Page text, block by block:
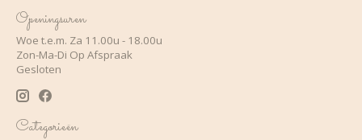
Openingsuren
Woe t.e.m. Za 11.00u - 18.00u
Zon-Ma-Di Op Afspraak
Gesloten
Categorieën